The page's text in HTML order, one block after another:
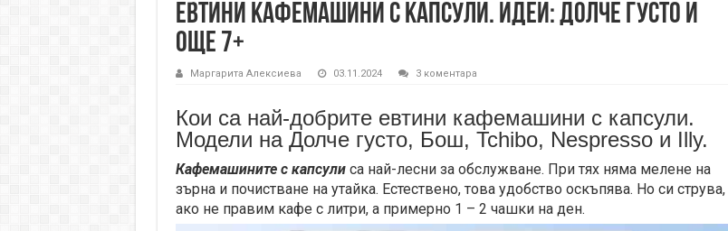
Евтини кафемашини с капсули. Идеи: Долче густо и
още 7+
Маргарита Алексиева 03.11.2024 3 коментара
Кои са най-добрите евтини кафемашини с капсули.
Модели на Долче густо, Бош, Tchibo, Nespresso и Illy.
Кафемашините с капсули са най-лесни за обслужване. При тях няма мелене на
зърна и почистване на утайка. Естествено, това удобство оскъпява. Но си струва,
ако не правим кафе с литри, а примерно 1 – 2 чашки на ден.